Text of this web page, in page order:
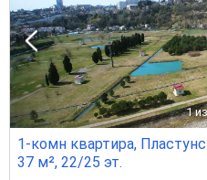
1
1-комн квартира,
37 м², 22/25 эт.